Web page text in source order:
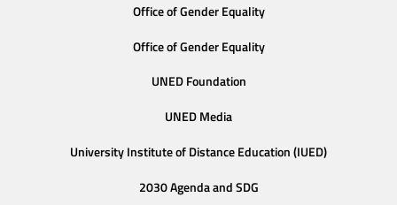
Office of Gender Equality
Office of Gender Equality
UNED Foundation
UNED Media
University Institute of Distance Education (IUED)
2030 Agenda and SDG